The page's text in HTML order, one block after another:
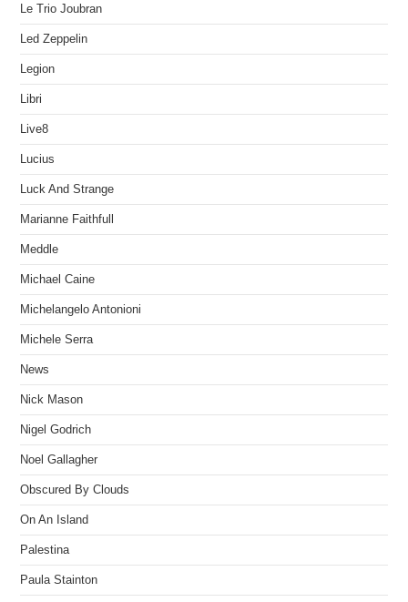
Le Trio Joubran
Led Zeppelin
Legion
Libri
Live8
Lucius
Luck And Strange
Marianne Faithfull
Meddle
Michael Caine
Michelangelo Antonioni
Michele Serra
News
Nick Mason
Nigel Godrich
Noel Gallagher
Obscured By Clouds
On An Island
Palestina
Paula Stainton